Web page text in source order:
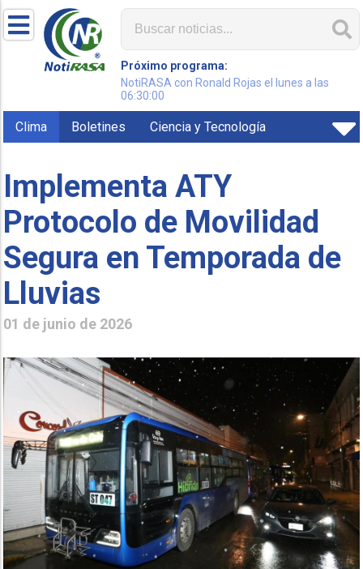
Próximo programa:
NotiRASA con Ronald Rojas el lunes a las
06:30:00
Clima Boletines Ciencia y Tecnología
Implementa ATY
Protocolo de Movilidad
Segura en Temporada de
Lluvias
01 de junio de 2026